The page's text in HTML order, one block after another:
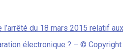
du 18 mars 2015 relatif
électronique ? – © Copyright